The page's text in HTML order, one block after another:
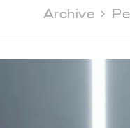
Archive 